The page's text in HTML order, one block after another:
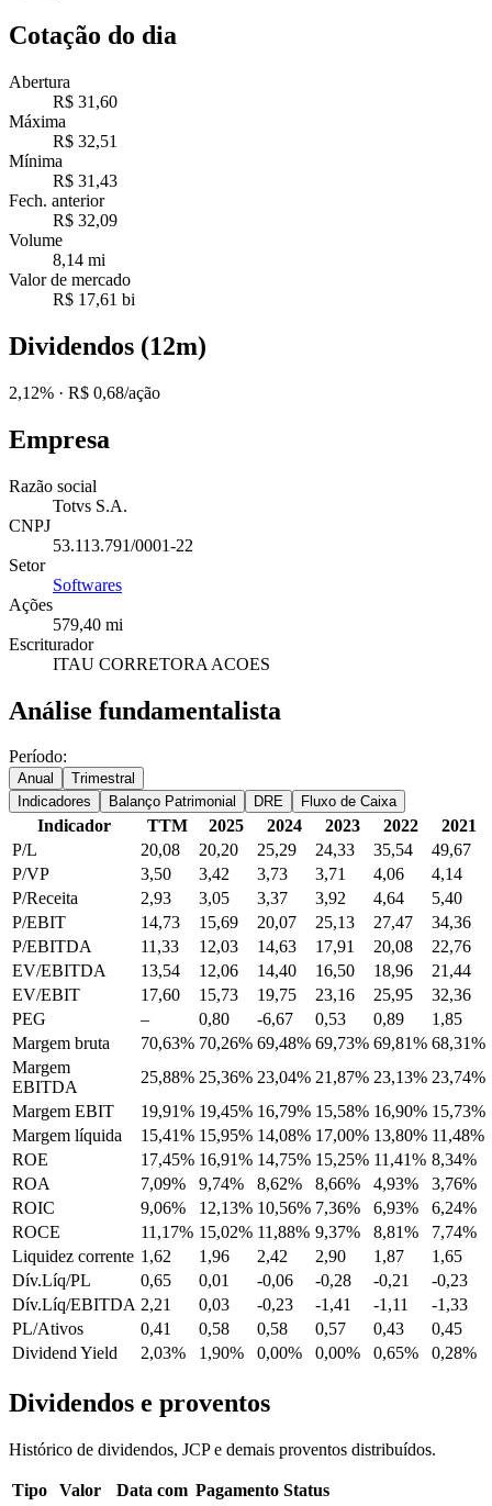
Cotação do dia
Abertura
R$ 31,60
Máxima
R$ 32,51
Mínima
R$ 31,43
Fech. anterior
R$ 32,09
Volume
8,14 mi
Valor de mercado
R$ 17,61 bi
Dividendos (12m)
2,12% · R$ 0,68/ação
Empresa
Razão social
Totvs S.A.
CNPJ
53.113.791/0001-22
Setor
Softwares
Ações
579,40 mi
Escriturador
ITAU CORRETORA ACOES
Análise fundamentalista
Período:
Anual
Trimestral
Indicadores
Balanço Patrimonial DRE Fluxo de Caixa
Indicador TTM 2025 2024 2023 2022
2021
P/L
20,08 20,20 25,29 24,33 35,54
49,67
P/VP
3,50 3,42 3,73 3,71 4,06
4,14
P/Receita
2,93 3,05 3,37 3,92 4,64
5,40
P/EBIT
14,73 15,69 20,07 25,13 27,47
34,36
P/EBITDA
11,33 12,03 14,63 17,91 20,08
22,76
EV/EBITDA
13,54 12,06 14,40 16,50 18,96
21,44
EV/EBIT
17,60 15,73 19,75 23,16 25,95
32,36
PEG
– 0,80 -6,67 0,53 0,89
1,85
Margem bruta
70,63% 70,26% 69,48% 69,73% 69,81% 68,31%
Margem
EBITDA
25,88% 25,36% 23,04% 21,87% 23,13% 23,74%
Margem EBIT
19,91% 19,45% 16,79% 15,58% 16,90% 15,73%
Margem líquida
15,41% 15,95% 14,08% 17,00% 13,80% 11,48%
ROE
17,45% 16,91% 14,75% 15,25% 11,41% 8,34%
ROA
7,09% 9,74% 8,62% 8,66% 4,93%
3,76%
ROIC
9,06% 12,13% 10,56% 7,36% 6,93%
6,24%
ROCE
11,17% 15,02% 11,88% 9,37% 8,81%
7,74%
Liquidez corrente 1,62 1,96 2,42 2,90 1,87
1,65
Dív.Líq/PL
0,65 0,01 -0,06 -0,28 -0,21
-0,23
Dív.Líq/EBITDA 2,21 0,03 -0,23 -1,41 -1,11
-1,33
PL/Ativos
0,41 0,58 0,58 0,57 0,43
0,45
Dividend Yield
2,03% 1,90% 0,00% 0,00% 0,65% 0,28%
Dividendos e proventos
Histórico de dividendos, JCP e demais proventos distribuídos.
Tipo Valor Data com Pagamento Status